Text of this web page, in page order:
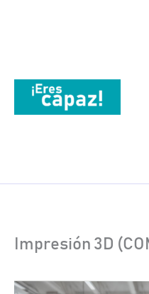
Impresión 3D